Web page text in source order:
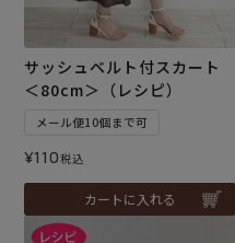
サッシュベルト付スカート
＜80cm＞（レシピ）
メール便10個まで可
¥110税込
カートに入れる